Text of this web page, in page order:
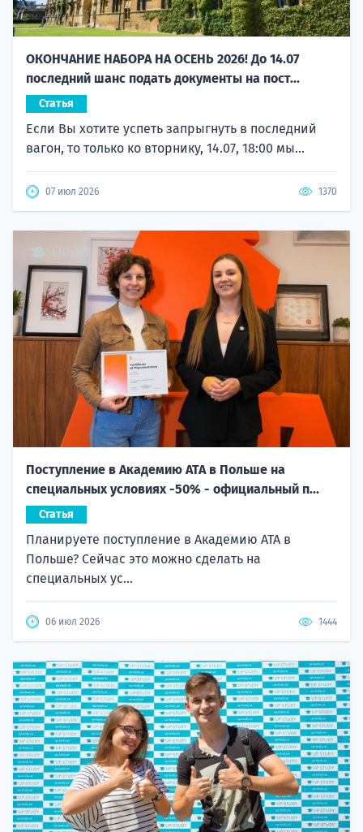
ОКОНЧАНИЕ НАБОРА НА ОСЕНЬ 2026! До 14.07
последний шанс подать документы на пост...
Статья
Если Вы хотите успеть запрыгнуть в последний
вагон, то только ко вторнику, 14.07, 18:00 мы...
07 июл 2026 1370
Поступление в Академию ATA в Польше на
специальных условиях -50% - официальный п...
Статья
Планируете поступление в Академию ATA в
Польше? Сейчас это можно сделать на
специальных ус...
06 июл 2026 1444